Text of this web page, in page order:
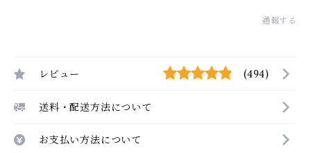
通報する
レビュー (494)
送料・配送方法について
お支払い方法について